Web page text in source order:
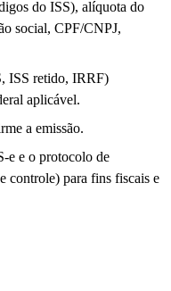
do ISS), alíquota do
social, CPF/CNPJ,
ISS retido, IRRF)
aplicável.
a emissão.
e e o protocolo de
controle) para fins fiscais e